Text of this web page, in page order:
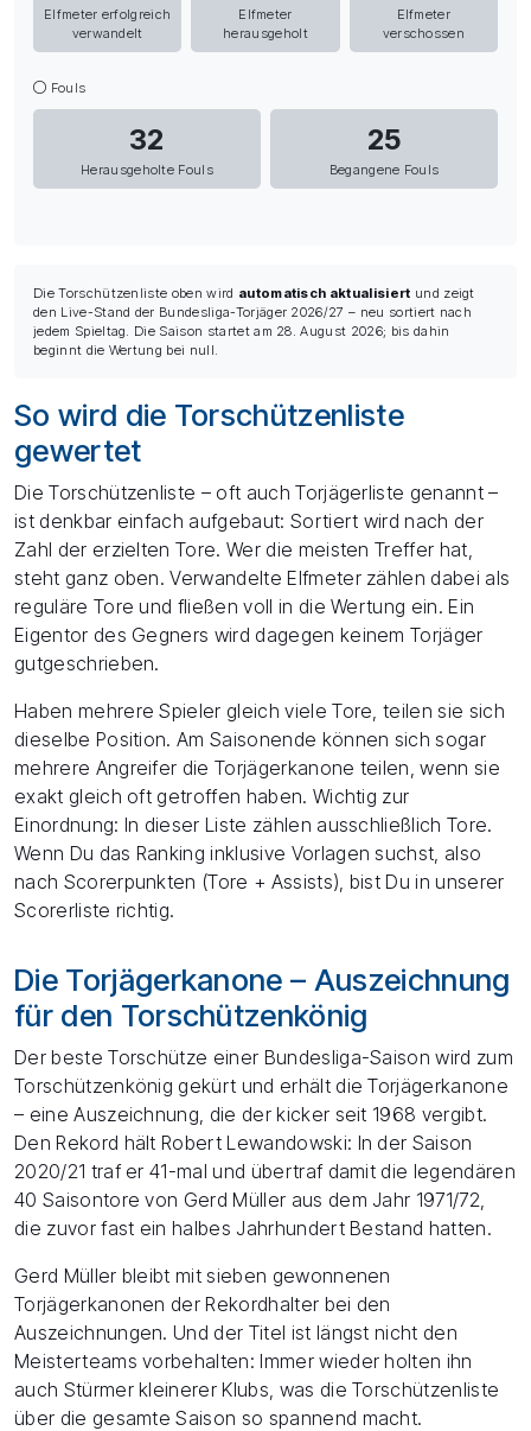
Elfmeter erfolgreich
verwandelt
Elfmeter
herausgeholt
Elfmeter
verschossen
Fouls
32
Herausgeholte Fouls
25
Begangene Fouls
Die Torschützenliste oben wird automatisch aktualisiert und zeigt
den Live-Stand der Bundesliga-Torjäger 2026/27 – neu sortiert nach
jedem Spieltag. Die Saison startet am 28. August 2026; bis dahin
beginnt die Wertung bei null.
So wird die Torschützenliste
gewertet
Die Torschützenliste – oft auch Torjägerliste genannt –
ist denkbar einfach aufgebaut: Sortiert wird nach der
Zahl der erzielten Tore. Wer die meisten Treffer hat,
steht ganz oben. Verwandelte Elfmeter zählen dabei als
reguläre Tore und fließen voll in die Wertung ein. Ein
Eigentor des Gegners wird dagegen keinem Torjäger
gutgeschrieben.
Haben mehrere Spieler gleich viele Tore, teilen sie sich
dieselbe Position. Am Saisonende können sich sogar
mehrere Angreifer die Torjägerkanone teilen, wenn sie
exakt gleich oft getroffen haben. Wichtig zur
Einordnung: In dieser Liste zählen ausschließlich Tore.
Wenn Du das Ranking inklusive Vorlagen suchst, also
nach Scorerpunkten (Tore + Assists), bist Du in unserer
Scorerliste richtig.
Die Torjägerkanone – Auszeichnung
für den Torschützenkönig
Der beste Torschütze einer Bundesliga-Saison wird zum
Torschützenkönig gekürt und erhält die Torjägerkanone
– eine Auszeichnung, die der kicker seit 1968 vergibt.
Den Rekord hält Robert Lewandowski: In der Saison
2020/21 traf er 41-mal und übertraf damit die legendären
40 Saisontore von Gerd Müller aus dem Jahr 1971/72,
die zuvor fast ein halbes Jahrhundert Bestand hatten.
Gerd Müller bleibt mit sieben gewonnenen
Torjägerkanonen der Rekordhalter bei den
Auszeichnungen. Und der Titel ist längst nicht den
Meisterteams vorbehalten: Immer wieder holten ihn
auch Stürmer kleinerer Klubs, was die Torschützenliste
über die gesamte Saison so spannend macht.